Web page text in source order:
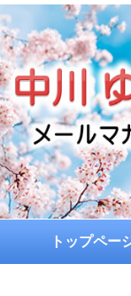
トップペー